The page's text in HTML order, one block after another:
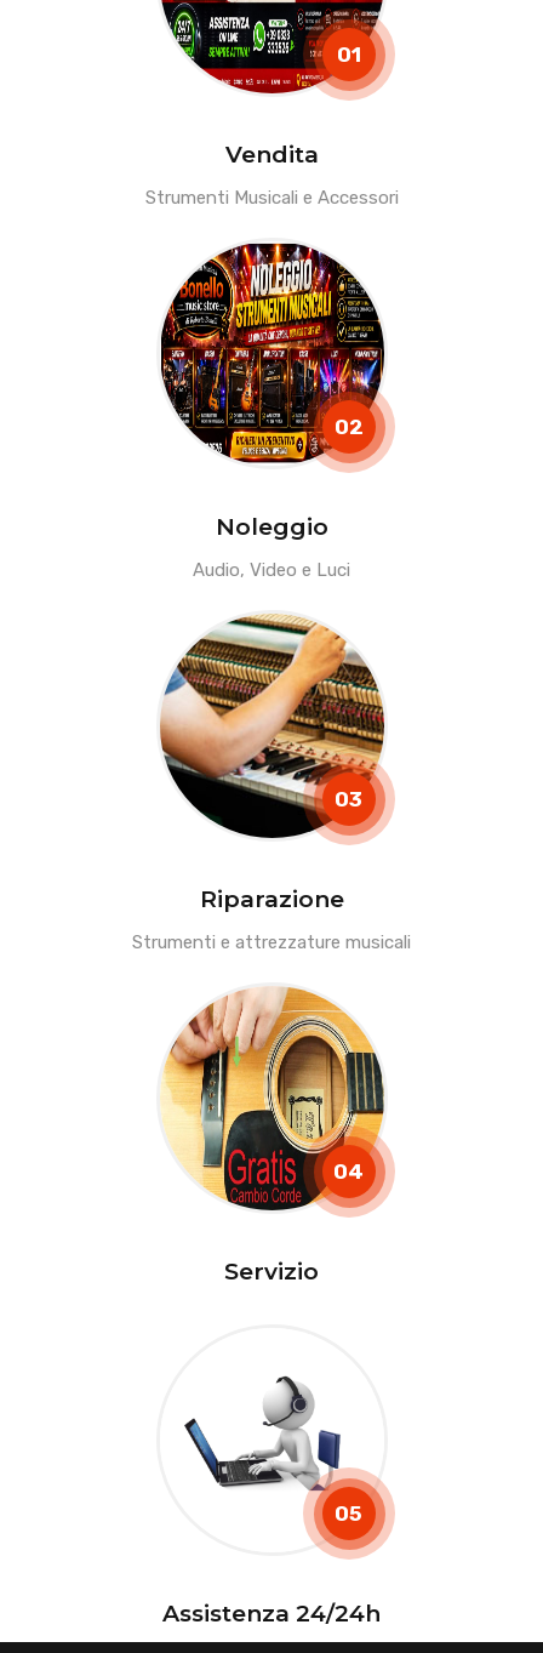
01
Vendita
Strumenti Musicali e Accessori
02
Noleggio
Audio, Video e Luci
03
Riparazione
Strumenti e attrezzature musicali
04
Servizio
05
Assistenza 24/24h